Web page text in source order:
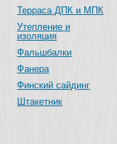
Терраса ДПК и МПК
Утепление и
изоляция
Фальшбалки
Фанера
Финский сайдинг
Штакетник